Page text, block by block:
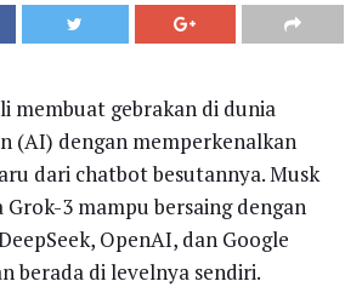
membuat gebrakan di dunia
(AI) dengan memperkenalkan
dari chatbot besutannya. Musk
Grok-3 mampu bersaing dengan
OpenAI, dan Google
berada di levelnya sendiri.